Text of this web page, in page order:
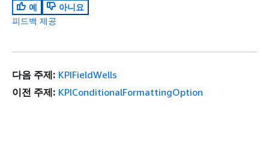
예
아니요
피드백 제공
다음 주제: KPIFieldWells
이전 주제: KPIConditionalFormattingOption